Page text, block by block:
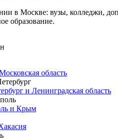
в Москве: вузы, колледжи,
образование.
область
и Ленинградская область
и Крым